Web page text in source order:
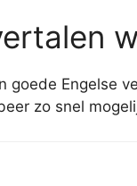
goede Engelse
zo snel